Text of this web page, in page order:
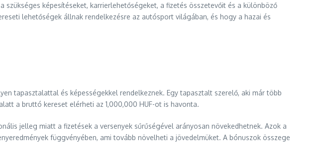
képesítéseket, karrierlehetőségeket, a fizetés összetevőit és a különböző
lehetőségek állnak rendelkezésre az autósport világában, és hogy a hazai és
tapasztalattal és képességekkel rendelkeznek. Egy tapasztalt szerelő, aki már több
a bruttó kereset elérheti az 1,000,000 HUF-ot is havonta.
jelleg miatt a fizetések a versenyek sűrűségével arányosan növekedhetnek. Azok a
függvényében, ami tovább növelheti a jövedelmüket. A bónuszok összege